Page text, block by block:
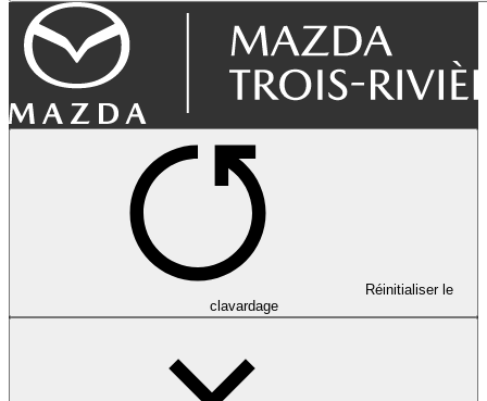
Réinitialiser le
clavardage